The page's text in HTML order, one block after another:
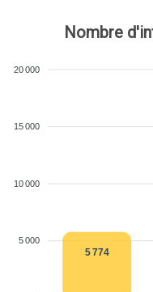
Nombre
20 000
15 000
10 000
5 000
5 774